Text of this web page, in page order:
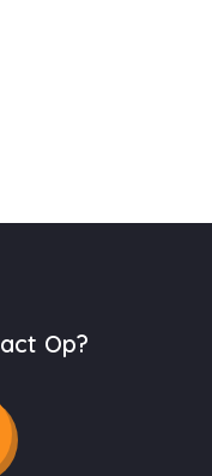
Op?